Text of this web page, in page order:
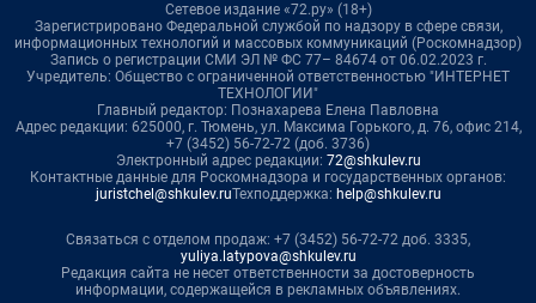
Сетевое издание «72.ру» (18+)
Зарегистрировано Федеральной службой по надзору в сфере связи,
информационных технологий и массовых коммуникаций (Роскомнадзор)
Запись о регистрации СМИ ЭЛ № ФС 77– 84674 от 06.02.2023 г.
Учредитель: Общество с ограниченной ответственностью "ИНТЕРНЕТ
ТЕХНОЛОГИИ"
Главный редактор: Познахарева Елена Павловна
Адрес редакции: 625000, г. Тюмень, ул. Максима Горького, д. 76, офис 214,
+7 (3452) 56-72-72 (доб. 3736)
Электронный адрес редакции: 72@shkulev.ru
Контактные данные для Роскомнадзора и государственных органов:
juristchel@shkulev.ruТехподдержка: help@shkulev.ru
Связаться с отделом продаж: +7 (3452) 56-72-72 доб. 3335,
yuliya.latypova@shkulev.ru
Редакция сайта не несет ответственности за достоверность
информации, содержащейся в рекламных объявлениях.